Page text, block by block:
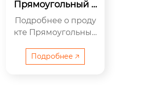
Прямоугольный в
акуумный электр
оввод
Подробнее о проду
кте Прямоугольные
дные элементы име
ют конструкции с ...
Подробнее 🡥